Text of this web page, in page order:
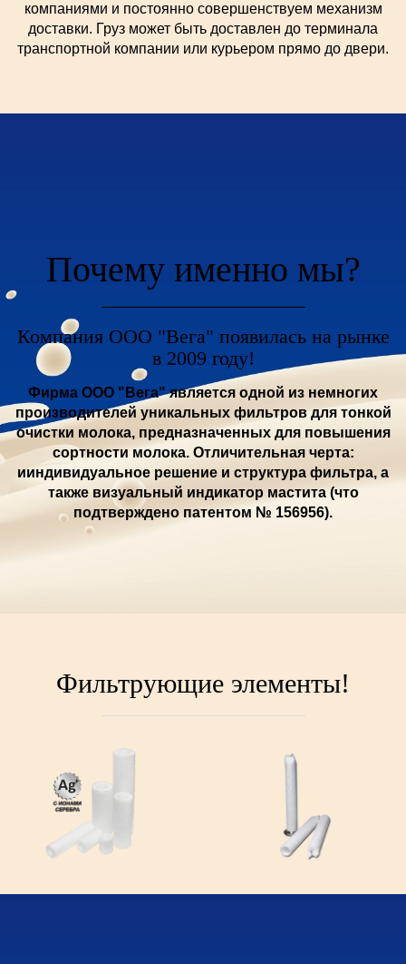
компаниями и постоянно совершенствуем механизм
доставки. Груз может быть доставлен до терминала
транспортной компании или курьером прямо до двери.
Почему именно мы?
Компания ООО "Вега" появилась на рынке
в 2009 году!
Фирма ООО "Вега" является одной из немногих
производителей уникальных фильтров для тонкой
очистки молока, предназначенных для повышения
сортности молока. Отличительная черта:
ииндивидуальное решение и структура фильтра, а
также визуальный индикатор мастита (что
подтверждено патентом № 156956).
Фильтрующие элементы!